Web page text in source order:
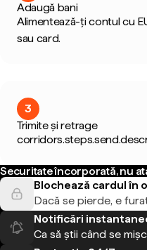
Adaugă bani
Alimentează-ți contul cu
sau card.
3
Trimite și retrage
Securitate încorporată, nu
Blochează cardul în
Dacă se pierde, e
Notificări
Ca să știi când se